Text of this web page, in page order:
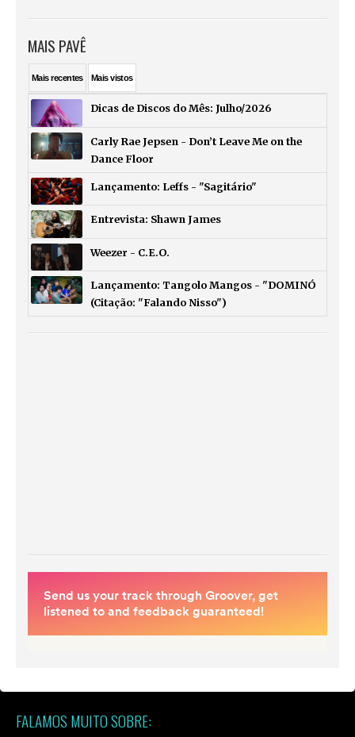
MAIS PAVÊ
Maisrecentes Maisvistos
Dicas de Discos do Mês: Julho/2026
Carly Rae Jepsen - Don’t Leave Me on the
Dance Floor
Lançamento: Leffs - "Sagitário"
Entrevista: Shawn James
Weezer - C.E.O.
Lançamento: Tangolo Mangos - "DOMINÓ
(Citação: "Falando Nisso")
FALAMOS MUITO SOBRE: